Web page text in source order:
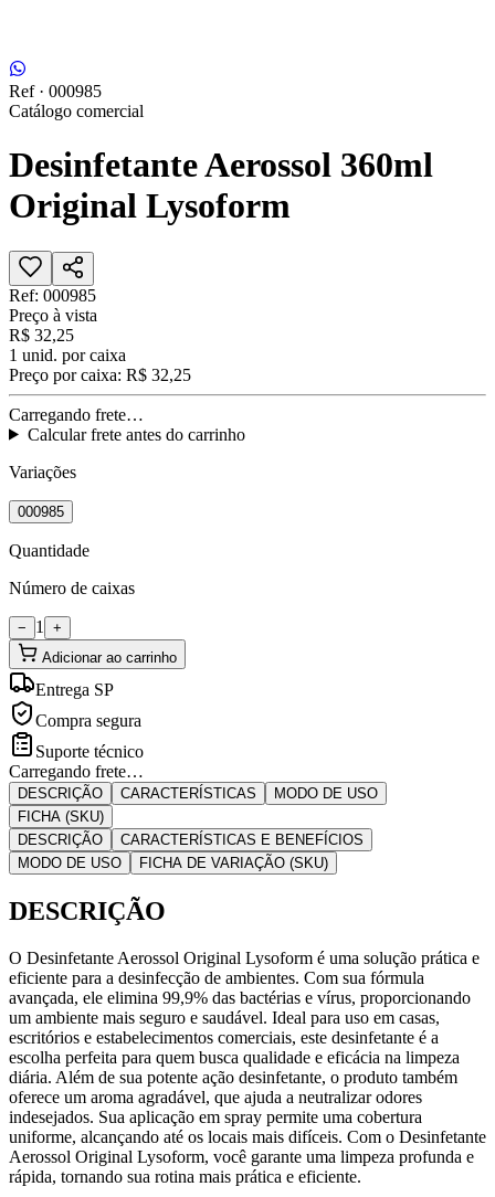
Ref · 000985
Catálogo comercial
Desinfetante Aerossol 360ml
Original Lysoform
Ref: 000985
Preço à vista
R$ 32,25
1 unid. por caixa
Preço por caixa: R$ 32,25
Carregando frete…
Calcular frete antes do carrinho
Variações
000985
Quantidade
Número de caixas
− 1
+
Adicionar ao carrinho
Entrega SP
Compra segura
Suporte técnico
Carregando frete…
DESCRIÇÃO CARACTERÍSTICAS
MODO DE USO
FICHA (SKU)
DESCRIÇÃO
CARACTERÍSTICAS E BENEFÍCIOS
MODO DE USO
FICHA DE VARIAÇÃO (SKU)
DESCRIÇÃO
O Desinfetante Aerossol Original Lysoform é uma solução prática e
eficiente para a desinfecção de ambientes. Com sua fórmula
avançada, ele elimina 99,9% das bactérias e vírus, proporcionando
um ambiente mais seguro e saudável. Ideal para uso em casas,
escritórios e estabelecimentos comerciais, este desinfetante é a
escolha perfeita para quem busca qualidade e eficácia na limpeza
diária. Além de sua potente ação desinfetante, o produto também
oferece um aroma agradável, que ajuda a neutralizar odores
indesejados. Sua aplicação em spray permite uma cobertura
uniforme, alcançando até os locais mais difíceis. Com o Desinfetante
Aerossol Original Lysoform, você garante uma limpeza profunda e
rápida, tornando sua rotina mais prática e eficiente.